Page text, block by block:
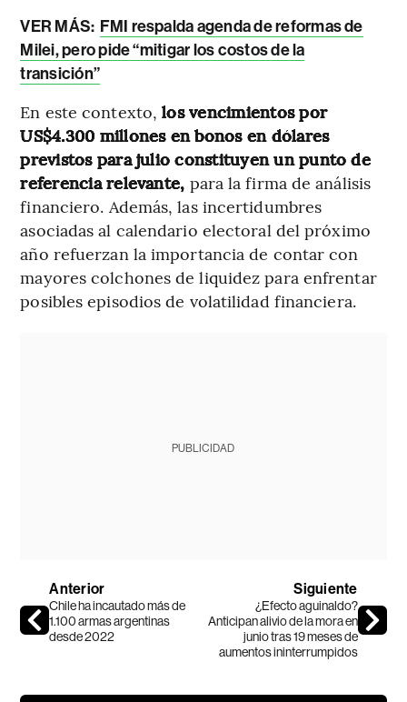
VER MÁS: FMI respalda agenda de reformas de
Milei, pero pide “mitigar los costos de la
transición”
En este contexto,los vencimientos por
US$4.300 millones en bonos en dólares
previstos para julio constituyen un punto de
referencia relevante, para la firma de análisis
financiero. Además, las incertidumbres
asociadas al calendario electoral del próximo
año refuerzan la importancia de contar con
mayores colchones de liquidez para enfrentar
posibles episodios de volatilidad financiera.
PUBLICIDAD
Anterior
Chile ha incautado más de
1.100 armas argentinas
desde 2022
Siguiente
¿Efecto aguinaldo?
Anticipan alivio de la mora en
junio tras 19 meses de
aumentos ininterrumpidos